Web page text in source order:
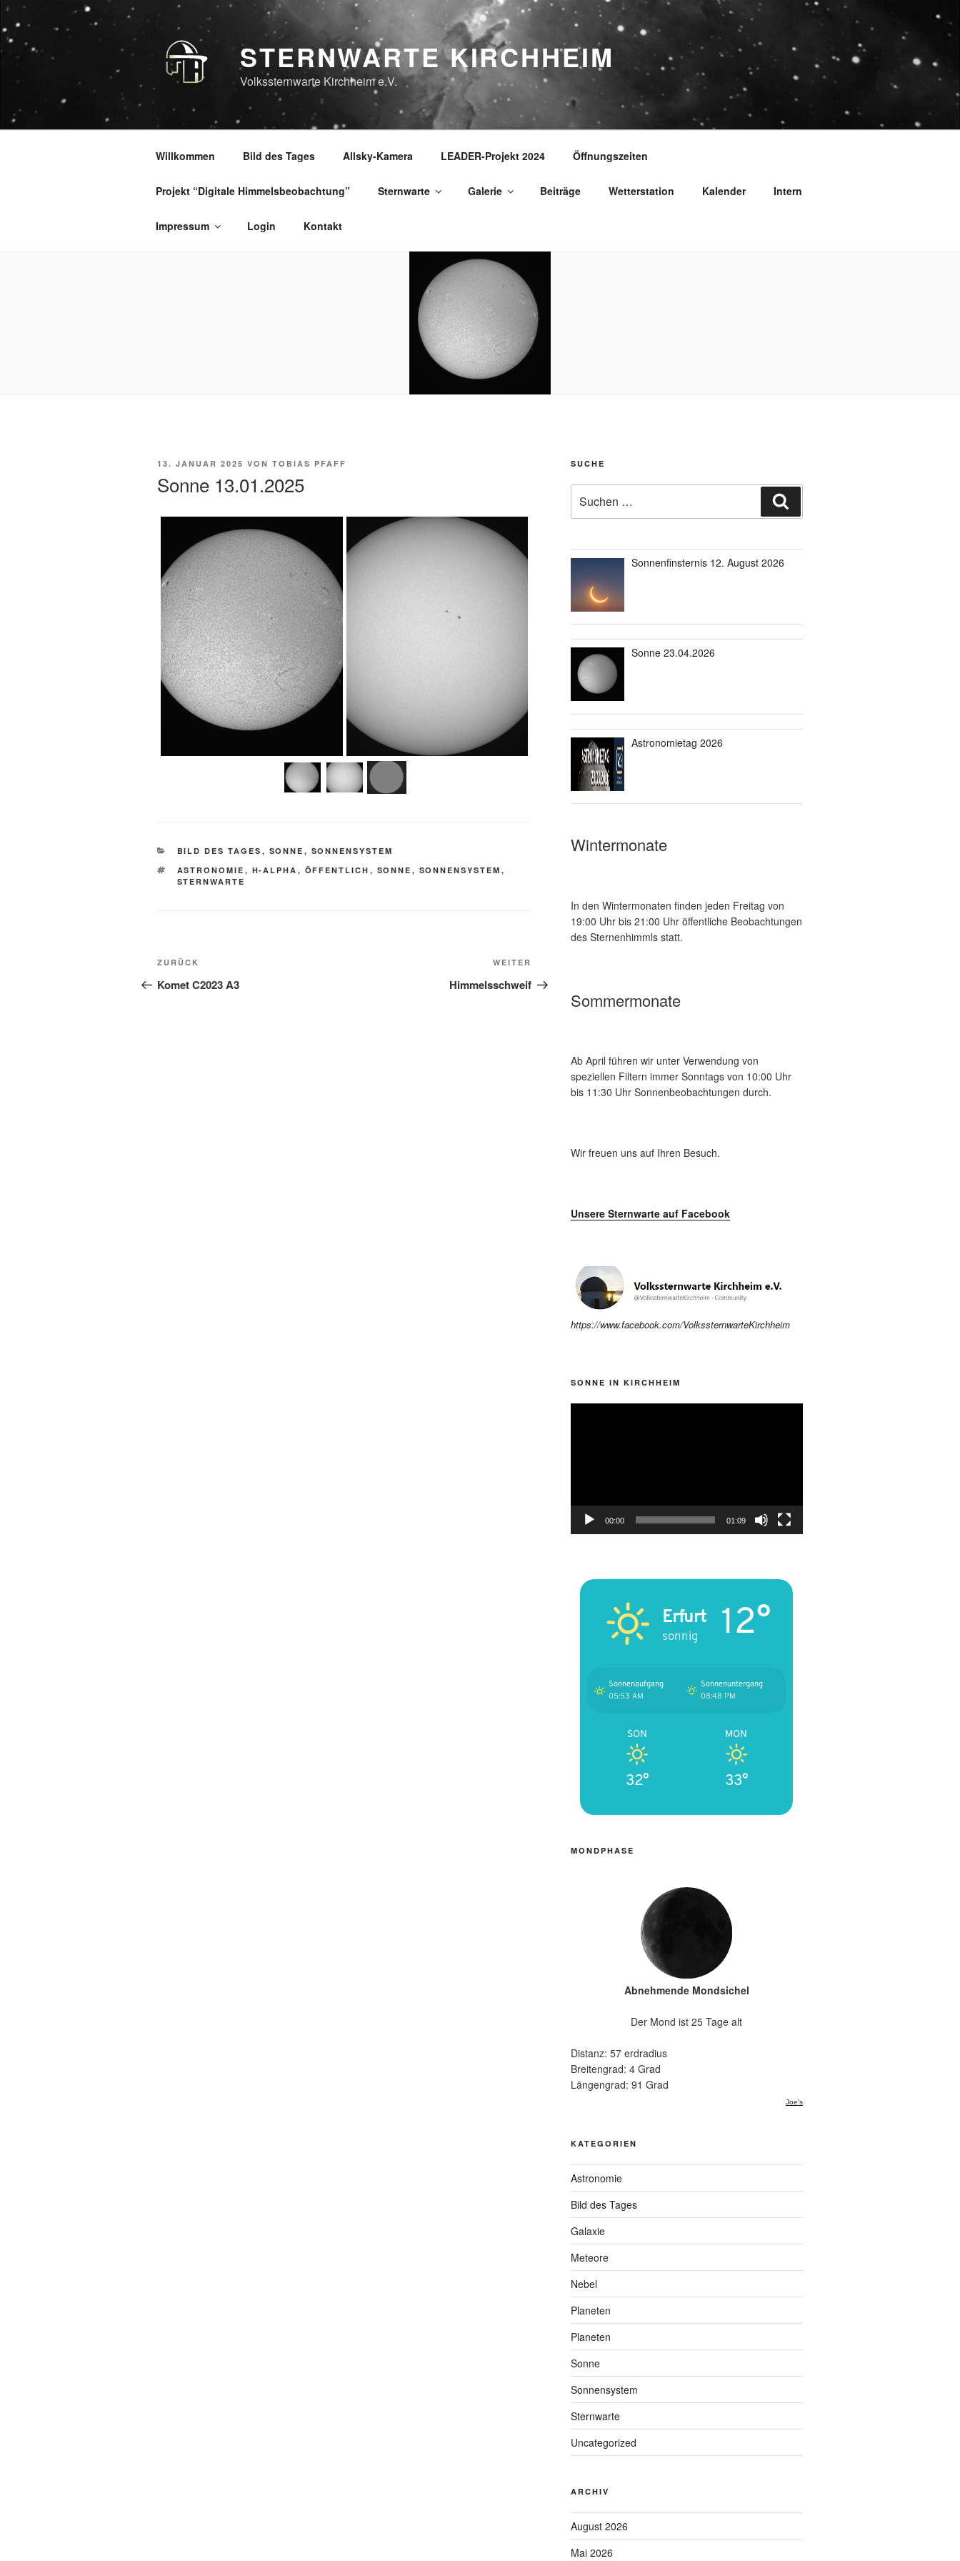
Zum
Inhalt
springen
STERNWARTE KIRCHHEIM
Volkssternwarte Kirchheim e.V.
Willkommen Bild des Tages Allsky-Kamera LEADER-Projekt 2024 Öffnungszeiten
Projekt “Digitale Himmelsbeobachtung” Sternwarte Galerie Beiträge Wetterstation Kalender Intern
Impressum Login Kontakt
VERÖFFENTLICHT
13. JANUAR 2025 VON TOBIAS PFAFF
Sonne 13.01.2025
KATEGORIEN
BILD DES TAGES , SONNE , SONNENSYSTEM
SCHLAGWÖRTER
ASTRONOMIE , H-ALPHA , ÖFFENTLICH , SONNE , SONNENSYSTEM ,
STERNWARTE
Beitragsnavigation
Vorheriger
Beitrag
ZURÜCK
Komet C2023 A3
Beitrag
WEITER
Himmelsschweif
SUCHE
nach:
Sonnenfinsternis 12. August 2026
Sonne 23.04.2026
Astronomietag 2026
Wintermonate
In den Wintermonaten finden jeden Freitag von
19:00 Uhr bis 21:00 Uhr öffentliche Beobachtungen
des Sternenhimmls statt.
Sommermonate
Ab April führen wir unter Verwendung von
speziellen Filtern immer Sonntags von 10:00 Uhr
bis 11:30 Uhr Sonnenbeobachtungen durch.
Wir freuen uns auf Ihren Besuch.
Unsere Sternwarte auf Facebook
https://www.facebook.com/VolkssternwarteKirchheim
SONNE IN KIRCHHEIM
00:00 01:09
Erfurt
sonnig 12°
Sonnenaufgang
05:53 AM
Sonnenuntergang
08:48 PM
SON
32°
MON
33°
MONDPHASE
Abnehmende Mondsichel
Der Mond ist 25 Tage alt
Distanz: 57 erdradius
Breitengrad: 4 Grad
Längengrad: 91 Grad
Joe's
KATEGORIEN
Astronomie
Bild des Tages
Galaxie
Meteore
Nebel
Planeten
Planeten
Sonne
Sonnensystem
Sternwarte
Uncategorized
ARCHIV
August 2026
Mai 2026